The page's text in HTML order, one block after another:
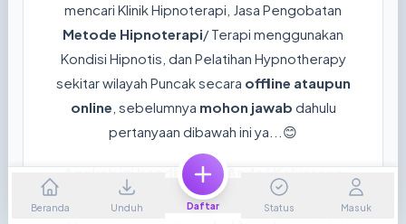
mencari Klinik Hipnoterapi, Jasa Pengobatan
Metode Hipnoterapi/ Terapi menggunakan
Kondisi Hipnotis, dan Pelatihan Hypnotherapy
sekitar wilayah Puncak secara offline ataupun
online , sebelumnya mohon jawab dahulu
pertanyaan dibawah ini ya...😊
Apakah ini kondisi yang Anda/ Keluaraga
rasakan sekarang?
Beranda Unduh Daftar Status Masuk